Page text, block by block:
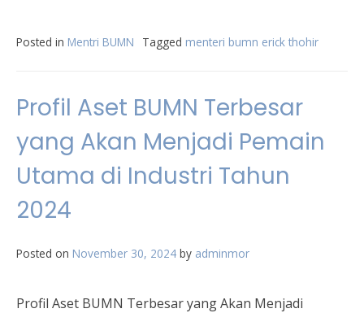
Posted in Mentri BUMN Tagged menteri bumn erick thohir
Profil Aset BUMN Terbesar
yang Akan Menjadi Pemain
Utama di Industri Tahun
2024
Posted on November 30, 2024 by adminmor
Profil Aset BUMN Terbesar yang Akan Menjadi